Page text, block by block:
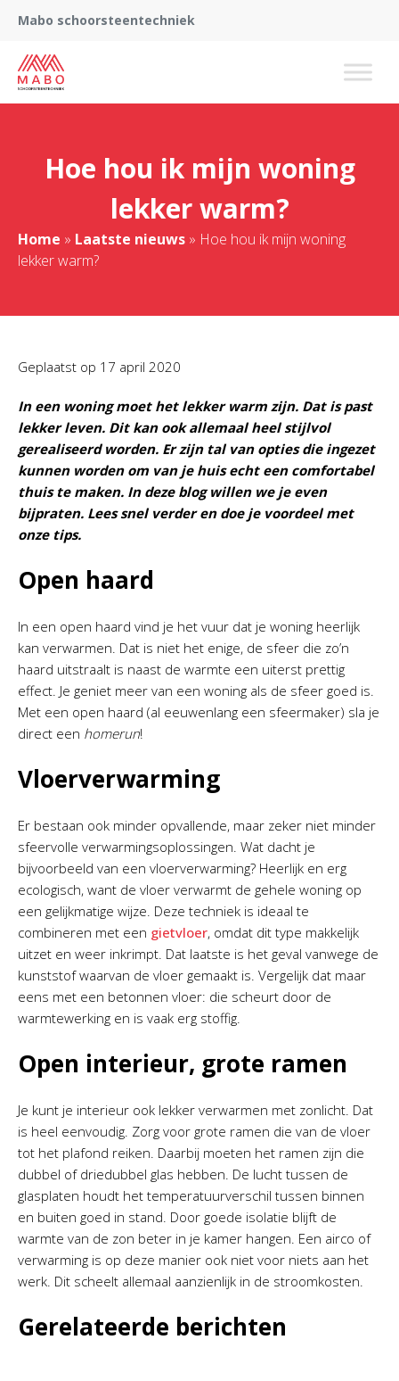
Mabo schoorsteentechniek
Hoe hou ik mijn woning
lekker warm?
Home » Laatste nieuws » Hoe hou ik mijn woning
lekker warm?
Geplaatst op 17 april 2020
In een woning moet het lekker warm zijn. Dat is past
lekker leven. Dit kan ook allemaal heel stijlvol
gerealiseerd worden. Er zijn tal van opties die ingezet
kunnen worden om van je huis echt een comfortabel
thuis te maken. In deze blog willen we je even
bijpraten. Lees snel verder en doe je voordeel met
onze tips.
Open haard
In een open haard vind je het vuur dat je woning heerlijk
kan verwarmen. Dat is niet het enige, de sfeer die zo’n
haard uitstraalt is naast de warmte een uiterst prettig
effect. Je geniet meer van een woning als de sfeer goed is.
Met een open haard (al eeuwenlang een sfeermaker) sla je
direct een homerun!
Vloerverwarming
Er bestaan ook minder opvallende, maar zeker niet minder
sfeervolle verwarmingsoplossingen. Wat dacht je
bijvoorbeeld van een vloerverwarming? Heerlijk en erg
ecologisch, want de vloer verwarmt de gehele woning op
een gelijkmatige wijze. Deze techniek is ideaal te
combineren met een gietvloer, omdat dit type makkelijk
uitzet en weer inkrimpt. Dat laatste is het geval vanwege de
kunststof waarvan de vloer gemaakt is. Vergelijk dat maar
eens met een betonnen vloer: die scheurt door de
warmtewerking en is vaak erg stoffig.
Open interieur, grote ramen
Je kunt je interieur ook lekker verwarmen met zonlicht. Dat
is heel eenvoudig. Zorg voor grote ramen die van de vloer
tot het plafond reiken. Daarbij moeten het ramen zijn die
dubbel of driedubbel glas hebben. De lucht tussen de
glasplaten houdt het temperatuurverschil tussen binnen
en buiten goed in stand. Door goede isolatie blijft de
warmte van de zon beter in je kamer hangen. Een airco of
verwarming is op deze manier ook niet voor niets aan het
werk. Dit scheelt allemaal aanzienlijk in de stroomkosten.
Gerelateerde berichten